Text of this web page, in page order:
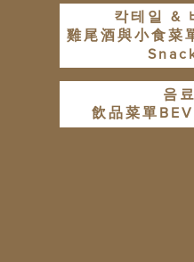
칵테일 &
雞尾酒與小食
음
飲品菜單